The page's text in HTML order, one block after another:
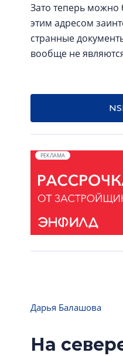
Зато теперь можно
этим адресом
странные
вообще не
РЕКЛАМА
Дарья Балашова
На